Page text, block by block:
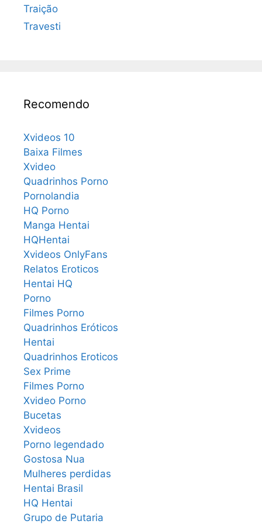
Traição
Travesti
Recomendo
Xvideos 10
Baixa Filmes
Xvideo
Quadrinhos Porno
Pornolandia
HQ Porno
Manga Hentai
HQHentai
Xvideos OnlyFans
Relatos Eroticos
Hentai HQ
Porno
Filmes Porno
Quadrinhos Eróticos
Hentai
Quadrinhos Eroticos
Sex Prime
Filmes Porno
Xvideo Porno
Bucetas
Xvideos
Porno legendado
Gostosa Nua
Mulheres perdidas
Hentai Brasil
HQ Hentai
Grupo de Putaria